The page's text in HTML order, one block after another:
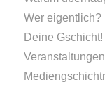
Wer eigentlich?
Deine Gschicht!
Veranstaltungen